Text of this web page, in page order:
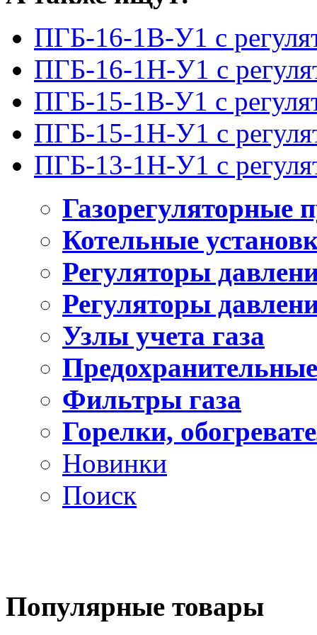
ПГБ-16-1В-У1 с
ПГБ-16-1Н-У1 с
ПГБ-15-1В-У1 с
ПГБ-15-1Н-У1 с
ПГБ-13-1Н-У1 с
Газорегуляторные
Котельные
Регуляторы
Регуляторы
Узлы учета газа
Фильтры газа
Горелки,
Новинки
Поиск
Популярные товары